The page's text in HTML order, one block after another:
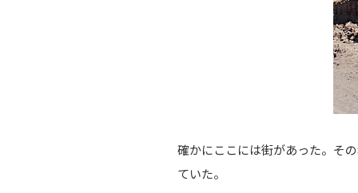
確かにここには街があった。そ
ていた。